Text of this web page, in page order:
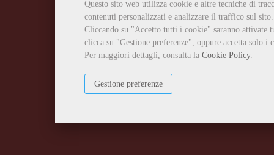
Questo sito web utilizza cookie e altre tecniche di
contenuti personalizzati e analizzare il traffico sul sito.
Cliccando su "Accetto tutti i cookie" saranno attivate
clicca su "Gestione preferenze", oppure accetta solo
Per maggiori dettagli, consulta la Cookie Policy.
Gestione preferenze